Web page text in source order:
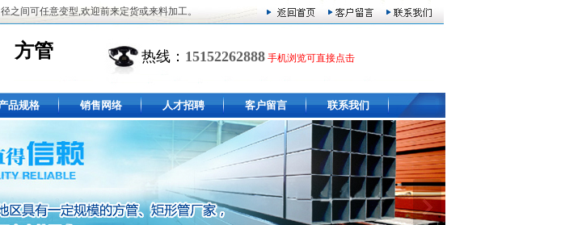
之间可任意变型,欢迎前来定货或来料加工。
方管 热线： 15152262888 手机浏览可直接点击
品规格 销售网络 人才招聘 客户留言 联系我们